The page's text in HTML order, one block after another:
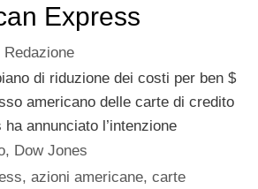
Express
Redazione
di riduzione dei costi per ben $
americano delle carte di credito
annunciato l’intenzione
, Dow Jones
,azioni americane,carte